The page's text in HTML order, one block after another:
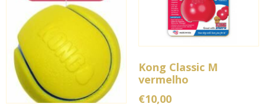
Kong Classic M
vermelho
€10,00